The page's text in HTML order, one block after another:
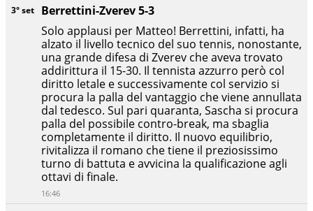
3° set
Berrettini-Zverev 5-3
Solo applausi per Matteo! Berrettini, infatti, ha
alzato il livello tecnico del suo tennis, nonostante,
una grande difesa di Zverev che aveva trovato
addirittura il 15-30. Il tennista azzurro però col
diritto letale e successivamente col servizio si
procura la palla del vantaggio che viene annullata
dal tedesco. Sul pari quaranta, Sascha si procura
palla del possibile contro-break, ma sbaglia
completamente il diritto. Il nuovo equilibrio,
rivitalizza il romano che tiene il preziosissimo
turno di battuta e avvicina la qualificazione agli
ottavi di finale.
16:46